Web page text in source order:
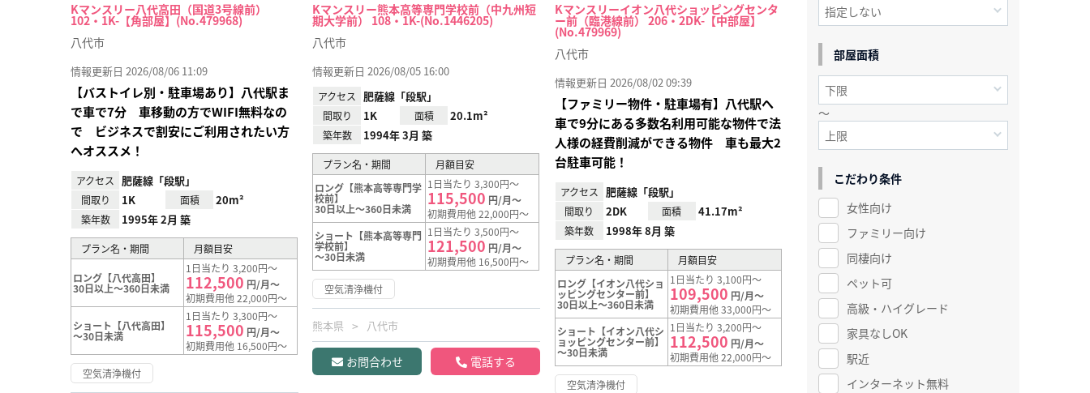
Kマンスリー八代高田（国道3号線前）
102・1K-【角部屋】(No.479968)
八代市
情報更新日 2026/08/06 11:09
【バストイレ別・駐車場あり】八代駅ま
で車で7分 車移動の方でWIFI無料なの
で ビジネスで割安にご利用されたい方
へオススメ！
アクセス 肥薩線「段駅」
間取り 1K 面積 20m²
築年数 1995年 2月 築
プラン名・期間 月額目安
ロング【八代高田】
30日以上～360日未満
1日当たり 3,200円～
112,500 円/月～
初期費用他 22,000円～
ショート【八代高田】
～30日未満
1日当たり 3,300円～
115,500 円/月～
初期費用他 16,500円～
空気清浄機付
Kマンスリー熊本高等専門学校前（中九州短
期大学前） 108・1K-(No.1446205)
八代市
情報更新日 2026/08/05 16:00
アクセス 肥薩線「段駅」
間取り 1K 面積 20.1m²
築年数 1994年 3月 築
プラン名・期間
月額目安
ロング【熊本高等専門学
校前】
30日以上～360日未満
1日当たり 3,300円～
115,500 円/月～
初期費用他 22,000円～
ショート【熊本高等専門
学校前】
～30日未満
1日当たり 3,500円～
121,500 円/月～
初期費用他 16,500円～
空気清浄機付
熊本県 八代市
お問合わせ 電話する
Kマンスリーイオン八代ショッピングセンタ
ー前（臨港線前） 206・2DK-【中部屋】
(No.479969)
八代市
情報更新日 2026/08/02 09:39
【ファミリー物件・駐車場有】八代駅へ
車で9分にある多数名利用可能な物件で法
人様の経費削減ができる物件 車も最大2
台駐車可能！
アクセス 肥薩線「段駅」
間取り 2DK 面積 41.17m²
築年数 1998年 8月 築
プラン名・期間
月額目安
ロング【イオン八代ショ
ッピングセンター前】
30日以上～360日未満
1日当たり 3,100円～
109,500 円/月～
初期費用他 33,000円～
ショート【イオン八代シ
ョッピングセンター前】
～30日未満
1日当たり 3,200円～
112,500 円/月～
初期費用他 22,000円～
空気清浄機付
部屋面積
～
こだわり条件
女性向け
ファミリー向け
同棲向け
ペット可
高級・ハイグレード
家具なしOK
駅近
インターネット無料